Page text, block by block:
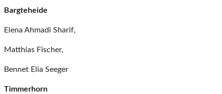
Bargteheide
Elena Ahmadi Sharif,
Matthias Fischer,
Bennet Elia Seeger
Timmerhorn